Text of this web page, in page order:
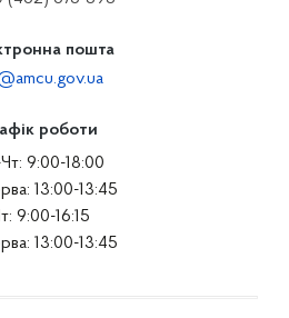
пошта
роботи
Чт: 9:00-18:00
13:00-13:45
Пт: 9:00-16:15
13:00-13:45